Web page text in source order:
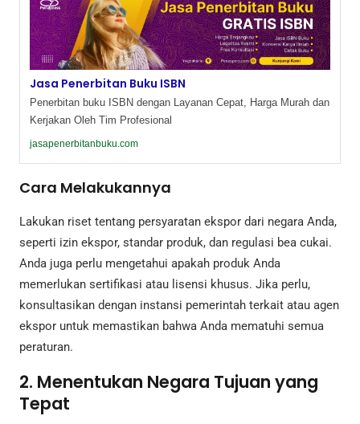
Jasa Penerbitan Buku ISBN
Penerbitan buku ISBN dengan Layanan Cepat, Harga Murah dan
Kerjakan Oleh Tim Profesional
jasapenerbitanbuku.com
Cara Melakukannya
Lakukan riset tentang persyaratan ekspor dari negara Anda,
seperti izin ekspor, standar produk, dan regulasi bea cukai.
Anda juga perlu mengetahui apakah produk Anda
memerlukan sertifikasi atau lisensi khusus. Jika perlu,
konsultasikan dengan instansi pemerintah terkait atau agen
ekspor untuk memastikan bahwa Anda mematuhi semua
peraturan.
2. Menentukan Negara Tujuan yang
Tepat